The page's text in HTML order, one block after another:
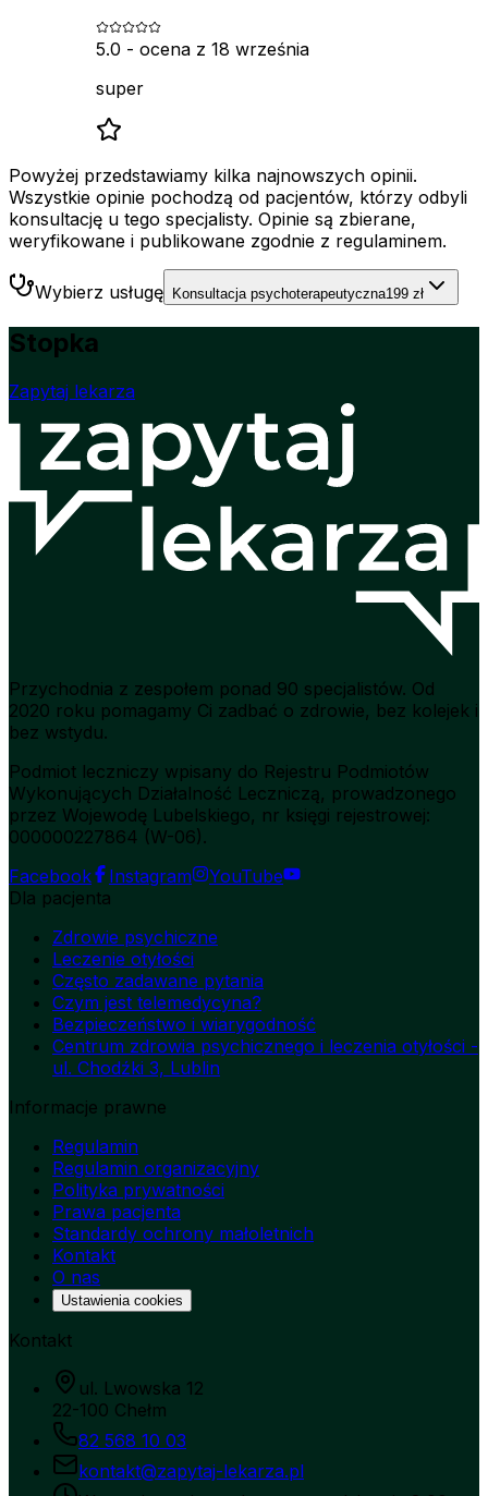
5.0 - ocena z 18 września
super
Powyżej przedstawiamy kilka najnowszych opinii.
Wszystkie opinie pochodzą od pacjentów, którzy odbyli
konsultację u tego specjalisty. Opinie są zbierane,
weryfikowane i publikowane zgodnie z regulaminem.
Wybierz usługę Konsultacja psychoterapeutyczna199 zł
Stopka
Zapytaj lekarza
Przychodnia z zespołem ponad 90 specjalistów. Od
2020 roku pomagamy Ci zadbać o zdrowie, bez kolejek i
bez wstydu.
Podmiot leczniczy wpisany do Rejestru Podmiotów
Wykonujących Działalność Leczniczą, prowadzonego
przez Wojewodę Lubelskiego, nr księgi rejestrowej:
000000227864 (W-06).
Facebook
Instagram
YouTube
Dla pacjenta
Zdrowie psychiczne
Leczenie otyłości
Często zadawane pytania
Czym jest telemedycyna?
Bezpieczeństwo i wiarygodność
Centrum zdrowia psychicznego i leczenia otyłości -
ul. Chodźki 3, Lublin
Informacje prawne
Regulamin
Regulamin organizacyjny
Polityka prywatności
Prawa pacjenta
Standardy ochrony małoletnich
Kontakt
O nas
Ustawienia cookies
Kontakt
ul. Lwowska 12
22-100 Chełm
82 568 10 03
kontakt@zapytaj-lekarza.pl